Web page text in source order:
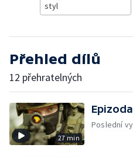
styl
Přehled dílů
12 přehratelných
27 min
Poslední